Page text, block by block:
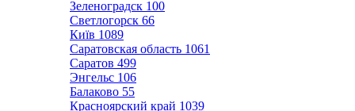
Зеленоградск 100
Светлогорск 66
Київ 1089
Саратовская область 1061
Саратов 499
Энгельс 106
Балаково 55
Красноярский край 1039